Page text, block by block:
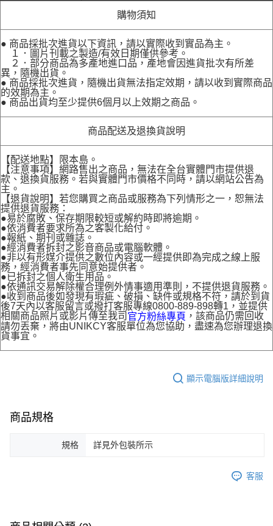
購物須知
● 商品採批次進貨以下資訊，請以實際收到實品為主。
１．圖片刊載之製造/有效日期僅供參考。
２．部分商品為多產地進口品，產地會因進貨批次有所差
異，隨機出貨。
● 商品採批次進貨，隨機出貨無法指定效期，請以收到實際商品
的效期為主。
● 商品出貨均至少提供6個月以上效期之商品。
商品配送及退換貨說明
【配送地點】限本島。
【注意事項】網路售出之商品，無法在全台實體門市提供退
款、退換貨服務。若與實體門市價格不同時，請以網站公告為
主。
【退貨說明】若您購買之商品或服務為下列情形之一，恕無法
提供退貨服務：
●易於腐敗、保存期限較短或解約時即將逾期。
●依消費者要求所為之客製化給付。
●報紙、期刊或雜誌。
●經消費者拆封之影音商品或電腦軟體。
●非以有形媒介提供之數位內容或一經提供即為完成之線上服
務，經消費者事先同意始提供者。
●已拆封之個人衛生用品。
●依通訊交易解除權合理例外情事適用準則，不提供退貨服務。
●收到商品後如發現有瑕疵、破損、缺件或規格不符，請於到貨
後7天內以客服留言或撥打客服專線0800-889-898轉1，並提供
相關商品照片或影片傳至我司 官方粉絲專頁 ，該商品仍需回收
請勿丟棄，將由UNIKCY客服單位為您協助，盡速為您辦理退換
貨事宜。
顯示電腦版詳細說明
商品規格
規格 詳見外包裝所示
客服